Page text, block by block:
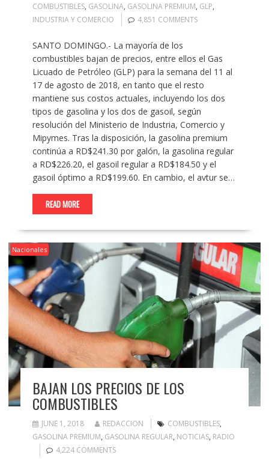
COMBUSTIBLES, GASOLINA, GASOLINA PREMIUM, GLP,
INDUSTRIA Y COMERCIO
4,851 COMMENTS
SANTO DOMINGO.- La mayoría de los
combustibles bajan de precios, entre ellos el Gas
Licuado de Petróleo (GLP) para la semana del 11 al
17 de agosto de 2018, en tanto que el resto
mantiene sus costos actuales, incluyendo los dos
tipos de gasolina y los dos de gasoil, según
resolución del Ministerio de Industria, Comercio y
Mipymes. Tras la disposición, la gasolina premium
continúa a RD$241.30 por galón, la gasolina regular
a RD$226.20, el gasoil regular a RD$184.50 y el
gasoil óptimo a RD$199.60. En cambio, el avtur se…
READ MORE
Nacionales
BAJAN LOS PRECIOS DE LOS
COMBUSTIBLES
JUNE 1, 2018 REDACCION COMBUSTIBLES,
GASOLINA PREMIUM, GASOLINA REGULAR, NOTICIAS, RADIO
4,224 COMMENTS